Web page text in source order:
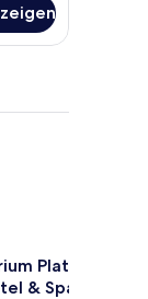
Platinum
& Spa
Platinum